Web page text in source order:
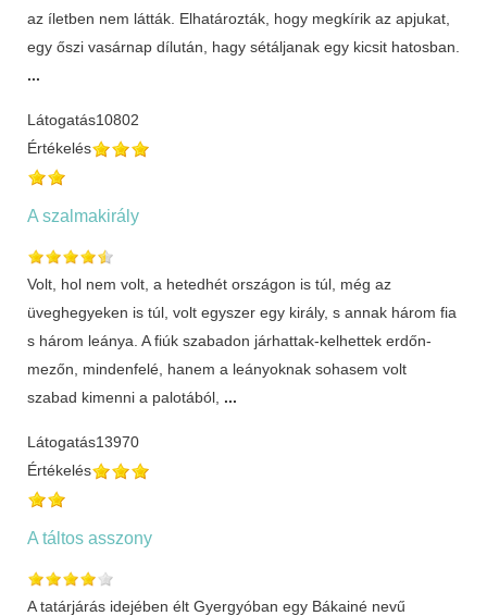
az íletben nem látták. Elhatározták, hogy megkírik az apjukat,
egy őszi vasárnap dílután, hagy sétáljanak egy kicsit hatosban.
...
Látogatás10802
Értékelés
A szalmakirály
Volt, hol nem volt, a hetedhét országon is túl, még az
üveghegyeken is túl, volt egyszer egy király, s annak három fia
s három leánya. A fiúk szabadon járhattak-kelhettek erdőn-
mezőn, mindenfelé, hanem a leányoknak sohasem volt
szabad kimenni a palotából, ...
Látogatás13970
Értékelés
A táltos asszony
A tatárjárás idejében élt Gyergyóban egy Bákainé nevű